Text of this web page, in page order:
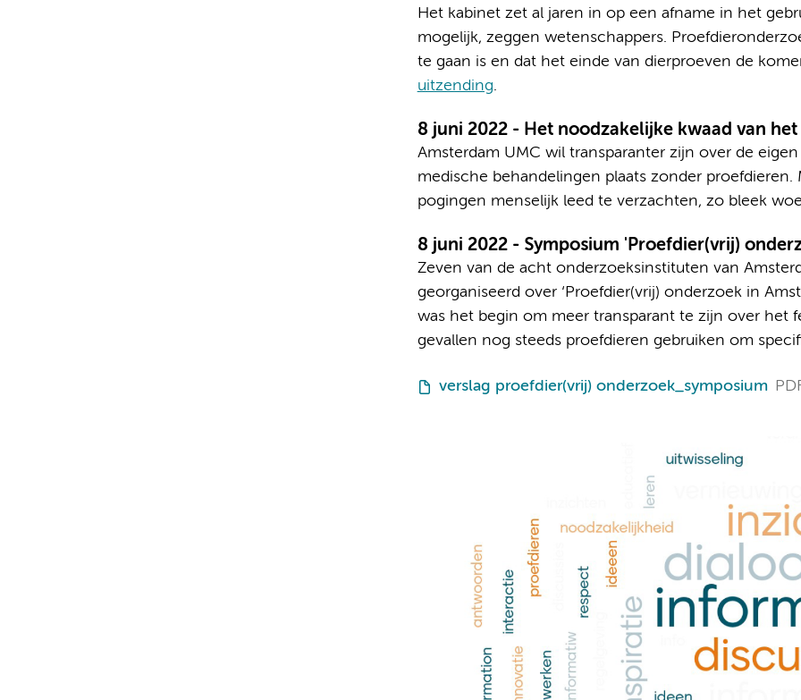
Het kabinet zet al jaren in op een afname in het
mogelijk, zeggen wetenschappers.
te gaan is en dat het einde van dierproeven de
uitzending.
8 juni 2022 - Het noodzakelijke kwaad van
Amsterdam UMC wil transparanter zijn over de
medische behandelingen plaats zonder
pogingen menselijk leed te verzachten, zo bleek
8 juni 2022 - Symposium 'Proefdier(vrij)
Zeven van de acht onderzoeksinstituten van
georganiseerd over ‘Proefdier(vrij) onderzoek in
was het begin om meer transparant te zijn over het
gevallen nog steeds proefdieren gebruiken om
verslag proefdier(vrij) onderzoek_symposium